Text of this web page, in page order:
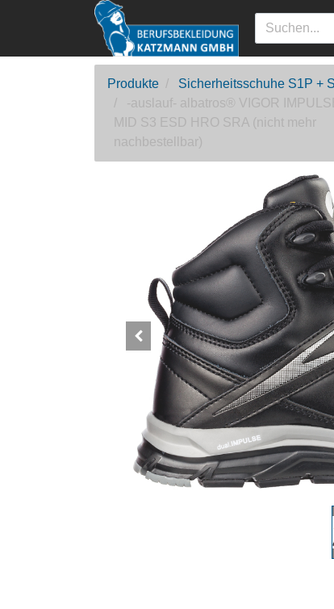
Produkte
Sicherheitsschuhe S1P +
-auslauf- albatros® VIGOR
MID S3 ESD HRO SRA (nicht mehr
nachbestellbar)